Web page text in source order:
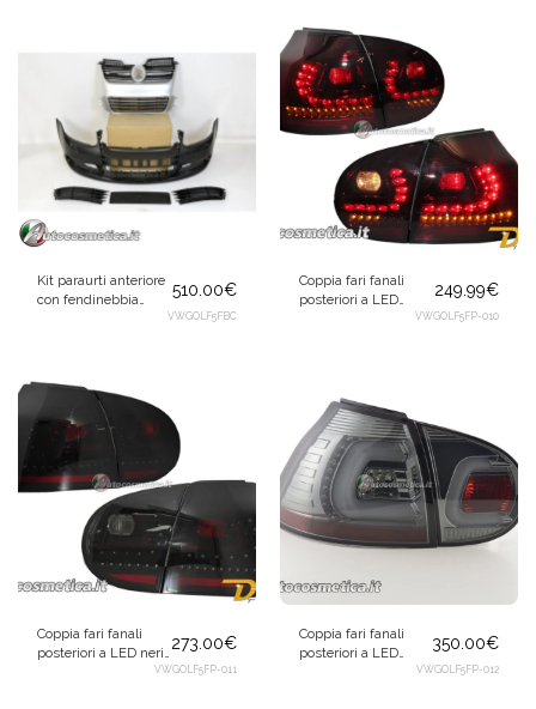
Kit paraurti anteriore
con fendinebbia
510.00€
VWGOLF5FBC
Coppia fari fanali
posteriori a LED
249.99€
VWGOLF5FP-010
Coppia fari fanali
posteriori a LED neri 273.00€
VWGOLF5FP-011
Coppia fari fanali
posteriori a LED
350.00€
VWGOLF5FP-012